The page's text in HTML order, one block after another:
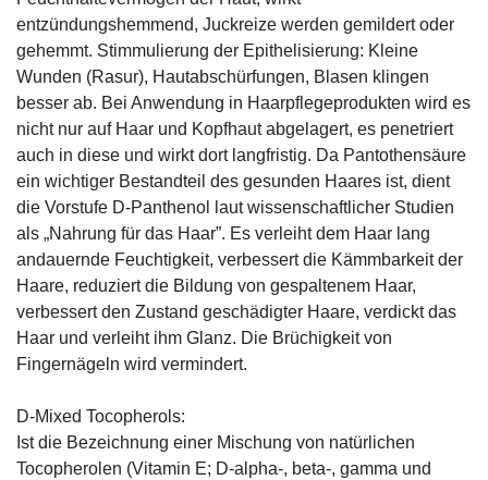
entzündungshemmend, Juckreize werden gemildert oder
gehemmt. Stimmulierung der Epithelisierung: Kleine
Wunden (Rasur), Hautabschürfungen, Blasen klingen
besser ab. Bei Anwendung in Haarpflegeprodukten wird es
nicht nur auf Haar und Kopfhaut abgelagert, es penetriert
auch in diese und wirkt dort langfristig. Da Pantothensäure
ein wichtiger Bestandteil des gesunden Haares ist, dient
die Vorstufe D-Panthenol laut wissenschaftlicher Studien
als „Nahrung für das Haar”. Es verleiht dem Haar lang
andauernde Feuchtigkeit, verbessert die Kämmbarkeit der
Haare, reduziert die Bildung von gespaltenem Haar,
verbessert den Zustand geschädigter Haare, verdickt das
Haar und verleiht ihm Glanz. Die Brüchigkeit von
Fingernägeln wird vermindert.
D-Mixed Tocopherols:
Ist die Bezeichnung einer Mischung von natürlichen
Tocopherolen (Vitamin E; D-alpha-, beta-, gamma und